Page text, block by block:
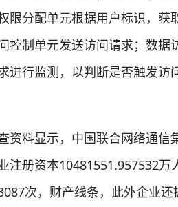
限分配单元根据用户标识，
控制单元发送访问请求；数
进行监测，以判断是否触发
料显示，中国联合网络通信
注册资本10481551.957532
次，财产线条，此外企业还